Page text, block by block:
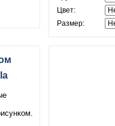
Цвет:
Размер: